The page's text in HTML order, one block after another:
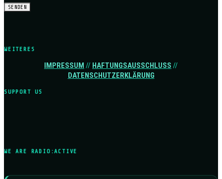
WEITERES
IMPRESSUM // HAFTUNGSAUSSCHLUSS //
DATENSCHUTZERKLÄRUNG
SUPPORT US
WE ARE RADIO:ACTIVE